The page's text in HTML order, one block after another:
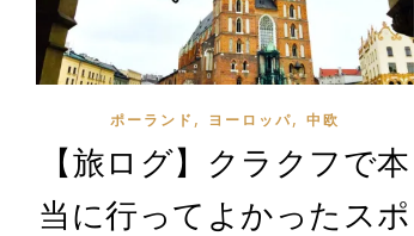
ポーランド , ヨーロッパ, 中欧
【旅ログ】クラクフで本
当に行ってよかったスポ